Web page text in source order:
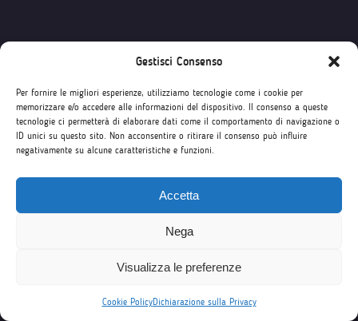
Gestisci Consenso
Per fornire le migliori esperienze, utilizziamo tecnologie come i cookie per
memorizzare e/o accedere alle informazioni del dispositivo. Il consenso a queste
tecnologie ci permetterà di elaborare dati come il comportamento di navigazione o
ID unici su questo sito. Non acconsentire o ritirare il consenso può influire
negativamente su alcune caratteristiche e funzioni.
Accetta
Nega
Visualizza le preferenze
Cookie PolicyDichiarazione sulla Privacy